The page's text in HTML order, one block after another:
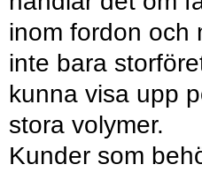
inom fordon och
inte bara
kunna visa upp
stora volymer.
Kunder som